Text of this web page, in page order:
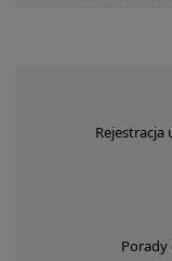
Rejestracja
Porady